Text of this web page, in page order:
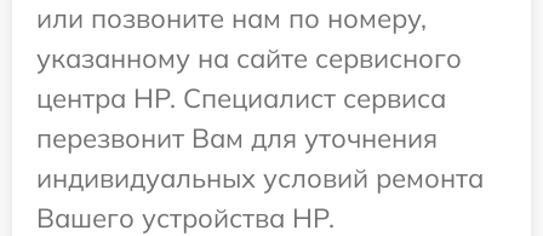
или позвоните нам по номеру,
указанному на сайте сервисного
центра HP. Специалист сервиса
перезвонит Вам для уточнения
индивидуальных условий ремонта
Вашего устройства HP.